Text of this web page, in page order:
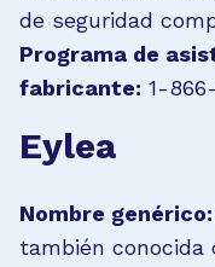
de seguridad
Programa de
fabricante: 1-
Eylea
Nombre genérico:
también conocida